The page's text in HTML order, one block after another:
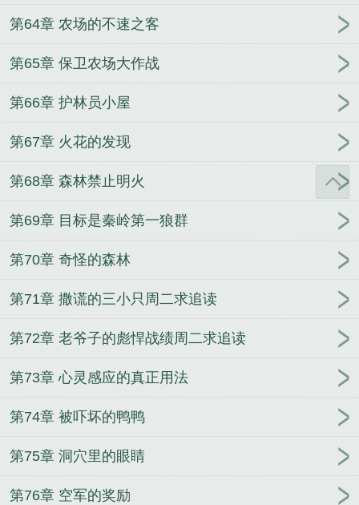
第64章 农场的不速之客
第65章 保卫农场大作战
第66章 护林员小屋
第67章 火花的发现
第68章 森林禁止明火
第69章 目标是秦岭第一狼群
第70章 奇怪的森林
第71章 撒谎的三小只周二求追读
第72章 老爷子的彪悍战绩周二求追读
第73章 心灵感应的真正用法
第74章 被吓坏的鸭鸭
第75章 洞穴里的眼睛
第76章 空军的奖励